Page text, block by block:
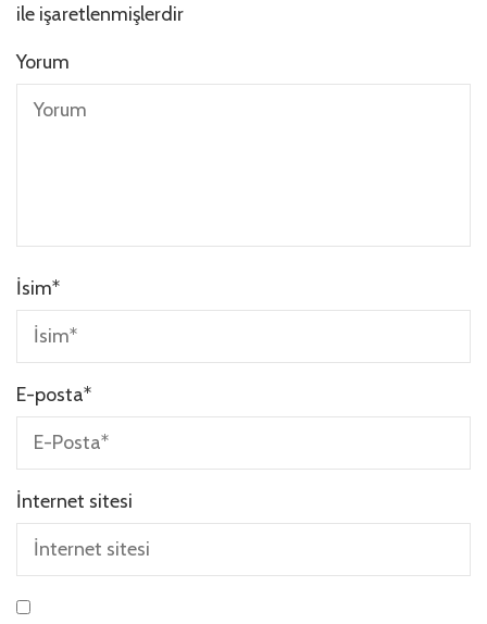
ile işaretlenmişlerdir
Yorum
İsim*
E-posta*
İnternet sitesi